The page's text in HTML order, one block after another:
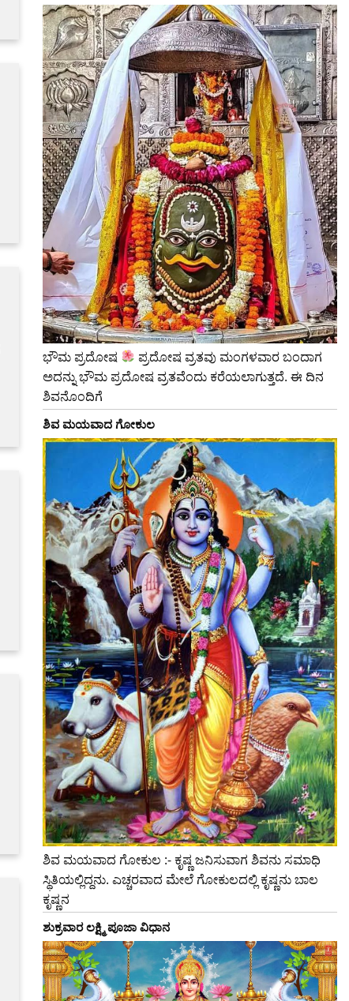
ಭೌಮ ಪ್ರದೋಷ
ಪ್ರದೋಷ ವ್ರತವು ಮಂಗಳವಾರ ಬಂದಾಗ
ಅದನ್ನು ಭೌಮ ಪ್ರದೋಷ ವ್ರತವೆಂದು ಕರೆಯಲಾಗುತ್ತದೆ. ಈ ದಿನ
ಶಿವನೊಂದಿಗೆ
ಶಿವ ಮಯವಾದ ಗೋಕುಲ
ಶಿವ ಮಯವಾದ ಗೋಕುಲ :- ಕೃಷ್ಣ ಜನಿಸುವಾಗ ಶಿವನು ಸಮಾಧಿ
ಸ್ಥಿತಿಯಲ್ಲಿದ್ದನು. ಎಚ್ಚರವಾದ ಮೇಲೆ ಗೋಕುಲದಲ್ಲಿ ಕೃಷ್ಣನು ಬಾಲ
ಕೃಷ್ಣನ
ಶುಕ್ರವಾರ ಲಕ್ಷ್ಮಿ ಪೂಜಾ ವಿಧಾನ